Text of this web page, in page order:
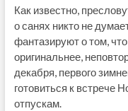
в
2
0
1
9
о
Как известно,
о санях никто не
фантазируют о том,
оригинальнее,
декабря, первого
готовиться к встрече
отпускам.